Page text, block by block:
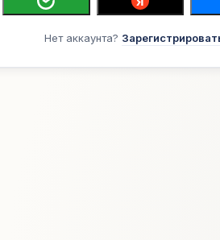
Нет аккаунта?